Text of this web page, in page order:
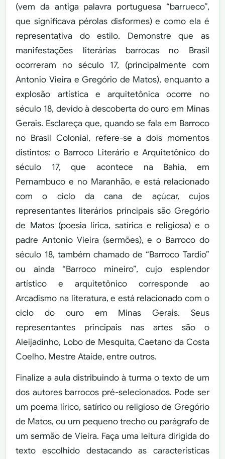
(vem da antiga palavra portuguesa “barrueco”,
que significava pérolas disformes) e como ela é
representativa do estilo. Demonstre que as
manifestações literárias barrocas no Brasil
ocorreram no século 17, (principalmente com
Antonio Vieira e Gregório de Matos), enquanto a
explosão artística e arquitetônica ocorre no
século 18, devido à descoberta do ouro em Minas
Gerais. Esclareça que, quando se fala em Barroco
no Brasil Colonial, refere-se a dois momentos
distintos: o Barroco Literário e Arquitetônico do
século 17, que acontece na Bahia, em
Pernambuco e no Maranhão, e está relacionado
com o ciclo da cana de açúcar, cujos
representantes literários principais são Gregório
de Matos (poesia lírica, satírica e religiosa) e o
padre Antonio Vieira (sermões), e o Barroco do
século 18, também chamado de “Barroco Tardio”
ou ainda “Barroco mineiro”, cujo esplendor
artístico e arquitetônico corresponde ao
Arcadismo na literatura, e está relacionado com o
ciclo do ouro em Minas Gerais. Seus
representantes principais nas artes são o
Aleijadinho, Lobo de Mesquita, Caetano da Costa
Coelho, Mestre Ataíde, entre outros.
Finalize a aula distribuindo à turma o texto de um
dos autores barrocos pré-selecionados. Pode ser
um poema lírico, satírico ou religioso de Gregório
de Matos, ou um pequeno trecho ou parágrafo de
um sermão de Vieira. Faça uma leitura dirigida do
texto escolhido destacando as características